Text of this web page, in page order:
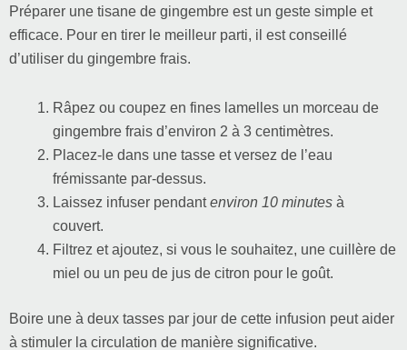
Préparer une tisane de gingembre est un geste simple et
efficace. Pour en tirer le meilleur parti, il est conseillé
d’utiliser du gingembre frais.
Râpez ou coupez en fines lamelles un morceau de
gingembre frais d’environ 2 à 3 centimètres.
Placez-le dans une tasse et versez de l’eau
frémissante par-dessus.
Laissez infuser pendantenviron 10 minutes à
couvert.
Filtrez et ajoutez, si vous le souhaitez, une cuillère de
miel ou un peu de jus de citron pour le goût.
Boire une à deux tasses par jour de cette infusion peut aider
à stimuler la circulation de manière significative.